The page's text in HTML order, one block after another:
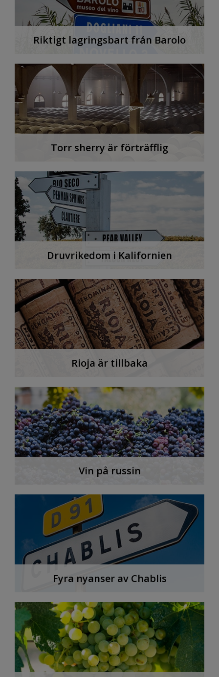
Riktigt lagringsbart från Barolo
Torr sherry är förträfflig
Druvrikedom i Kalifornien
Rioja är tillbaka
Vin på russin
Fyra nyanser av Chablis